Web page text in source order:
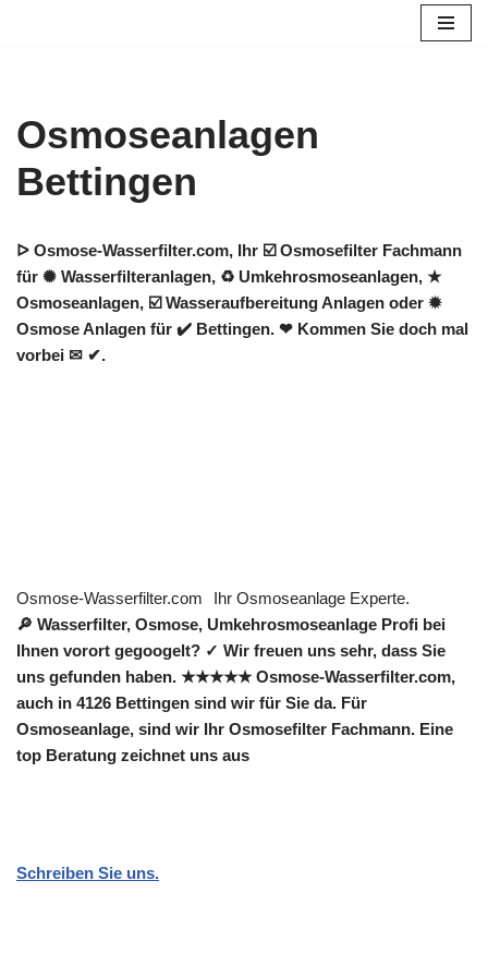
Osmoseanlagen
Bettingen
ᐅ Osmose-Wasserfilter.com, Ihr ☑️ Osmosefilter Fachmann
für ✺ Wasserfilteranlagen, ♻ Umkehrosmoseanlagen, ★
Osmoseanlagen, ☑️ Wasseraufbereitung Anlagen oder ✹
Osmose Anlagen für ✔️ Bettingen. ❤ Kommen Sie doch mal
vorbei ✉ ✔.
Osmose-Wasserfilter.com
Ihr Osmoseanlage Experte.
🔎 Wasserfilter, Osmose, Umkehrosmoseanlage Profi bei
Ihnen vorort gegoogelt? ✓ Wir freuen uns sehr, dass Sie
uns gefunden haben. ★★★★★ Osmose-Wasserfilter.com,
auch in 4126 Bettingen sind wir für Sie da. Für
Osmoseanlage, sind wir Ihr Osmosefilter Fachmann. Eine
top Beratung zeichnet uns aus
Schreiben Sie uns.